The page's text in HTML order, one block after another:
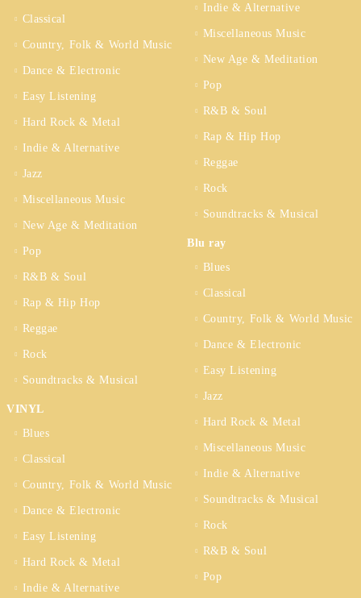
Classical
Country, Folk & World Music
Dance & Electronic
Easy Listening
Hard Rock & Metal
Indie & Alternative
Jazz
Miscellaneous Music
New Age & Meditation
Pop
R&B & Soul
Rap & Hip Hop
Reggae
Rock
Soundtracks & Musical
VINYL
Blues
Classical
Country, Folk & World Music
Dance & Electronic
Easy Listening
Hard Rock & Metal
Indie & Alternative
Indie & Alternative
Miscellaneous Music
New Age & Meditation
Pop
R&B & Soul
Rap & Hip Hop
Reggae
Rock
Soundtracks & Musical
Blu ray
Blues
Classical
Country, Folk & World Music
Dance & Electronic
Easy Listening
Jazz
Hard Rock & Metal
Miscellaneous Music
Indie & Alternative
Soundtracks & Musical
Rock
R&B & Soul
Pop